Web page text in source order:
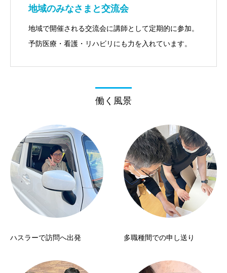
地域のみなさまと交流会
地域で開催される交流会に講師として定期的に参加。
予防医療・看護・リハビリにも力を入れています。
働く風景
ハスラーで訪問へ出発 多職種間での申し送り